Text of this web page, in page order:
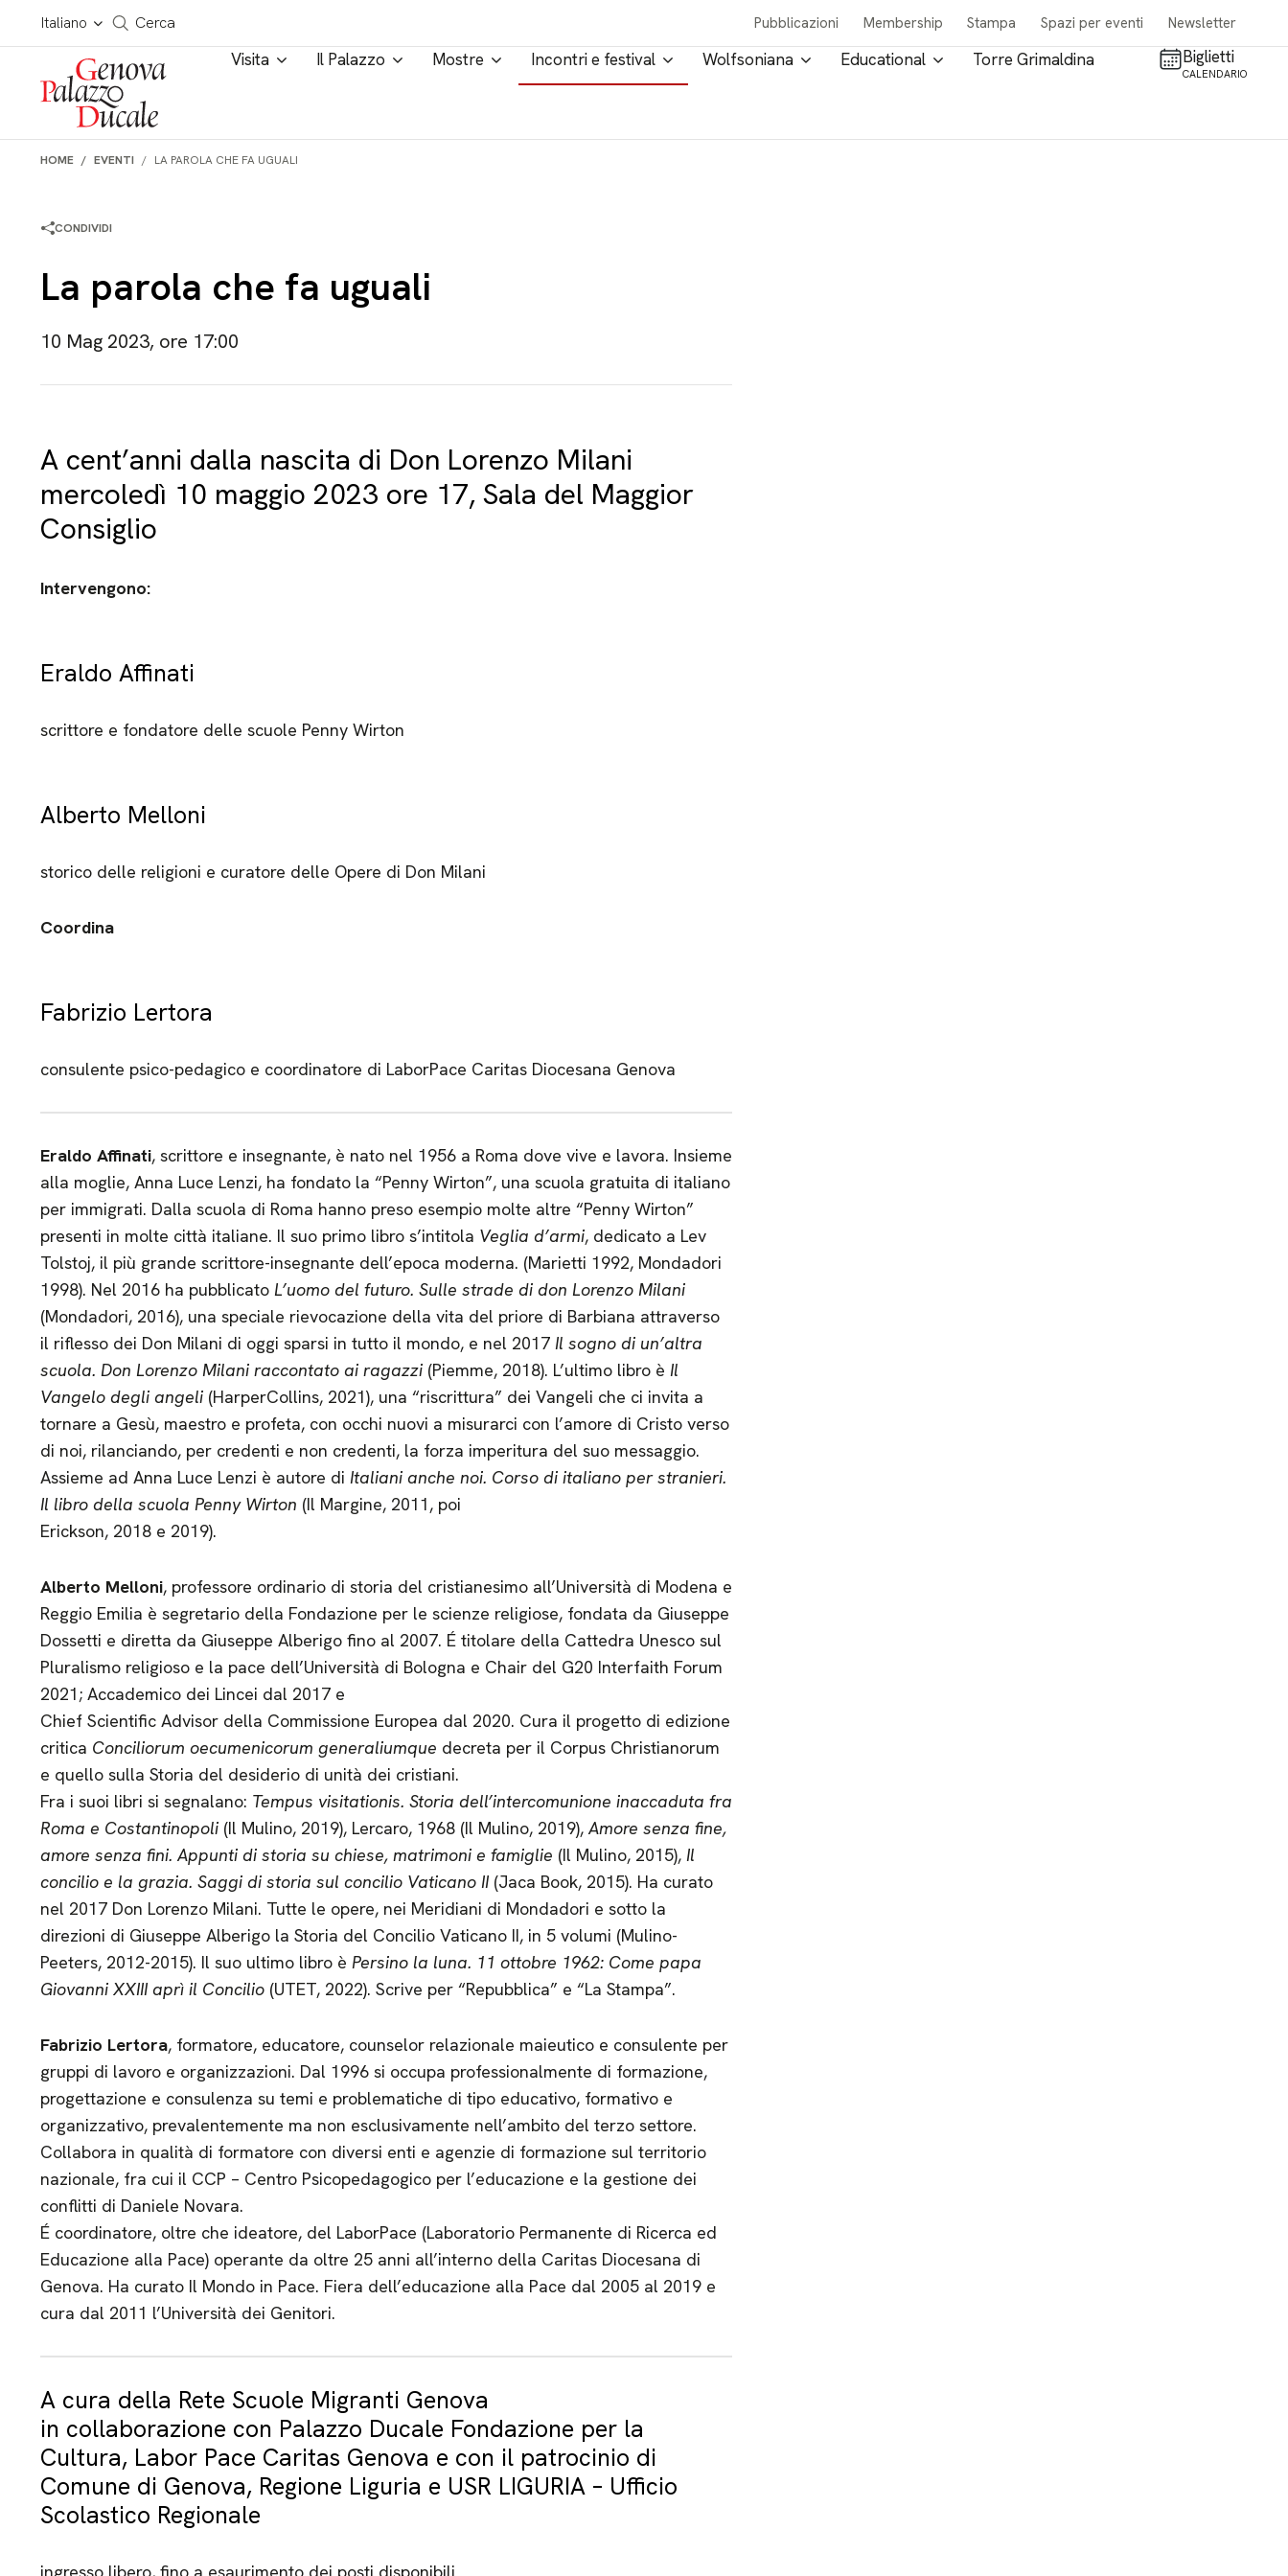
Salta al contenuto
Italiano
Cerca in tutto il sito
Cerca Pubblicazioni Membership Stampa Spazi per eventi Newsletter
Visita Il Palazzo Mostre Incontri e festival Wolfsoniana Educational Torre Grimaldina Biglietti
CALENDARIO
HOME EVENTI LA PAROLA CHE FA UGUALI
CONDIVIDI
La parola che fa uguali
10 Mag 2023, ore 17:00
A cent’anni dalla nascita di Don Lorenzo Milani
mercoledì 10 maggio 2023 ore 17, Sala del Maggior
Consiglio
Intervengono:
Eraldo Affinati
scrittore e fondatore delle scuole Penny Wirton
Alberto Melloni
storico delle religioni e curatore delle Opere di Don Milani
Coordina
Fabrizio Lertora
consulente psico-pedagico e coordinatore di LaborPace Caritas Diocesana Genova
Eraldo Affinati, scrittore e insegnante, è nato nel 1956 a Roma dove vive e lavora. Insieme
alla moglie, Anna Luce Lenzi, ha fondato la “Penny Wirton”, una scuola gratuita di italiano
per immigrati. Dalla scuola di Roma hanno preso esempio molte altre “Penny Wirton”
presenti in molte città italiane. Il suo primo libro s’intitola Veglia d’armi, dedicato a Lev
Tolstoj, il più grande scrittore-insegnante dell’epoca moderna. (Marietti 1992, Mondadori
1998). Nel 2016 ha pubblicato L’uomo del futuro. Sulle strade di don Lorenzo Milani
(Mondadori, 2016), una speciale rievocazione della vita del priore di Barbiana attraverso
il riflesso dei Don Milani di oggi sparsi in tutto il mondo, e nel 2017 Il sogno di un’altra
scuola. Don Lorenzo Milani raccontato ai ragazzi (Piemme, 2018). L’ultimo libro è Il
Vangelo degli angeli(HarperCollins, 2021), una “riscrittura” dei Vangeli che ci invita a
tornare a Gesù, maestro e profeta, con occhi nuovi a misurarci con l’amore di Cristo verso
di noi, rilanciando, per credenti e non credenti, la forza imperitura del suo messaggio.
Assieme ad Anna Luce Lenzi è autore di Italiani anche noi. Corso di italiano per stranieri.
Il libro della scuola Penny Wirton (Il Margine, 2011, poi
Erickson, 2018 e 2019).
Alberto Melloni, professore ordinario di storia del cristianesimo all’Università di Modena e
Reggio Emilia è segretario della Fondazione per le scienze religiose, fondata da Giuseppe
Dossetti e diretta da Giuseppe Alberigo fino al 2007. É titolare della Cattedra Unesco sul
Pluralismo religioso e la pace dell’Università di Bologna e Chair del G20 Interfaith Forum
2021; Accademico dei Lincei dal 2017 e
Chief Scientific Advisor della Commissione Europea dal 2020. Cura il progetto di edizione
critica Conciliorum oecumenicorum generaliumque decreta per il Corpus Christianorum
e quello sulla Storia del desiderio di unità dei cristiani.
Fra i suoi libri si segnalano: Tempus visitationis. Storia dell’intercomunione inaccaduta fra
Roma e Costantinopoli (Il Mulino, 2019), Lercaro, 1968 (Il Mulino, 2019),Amore senza fine,
amore senza fini. Appunti di storia su chiese, matrimoni e famiglie (Il Mulino, 2015), Il
concilio e la grazia. Saggi di storia sul concilio Vaticano II(Jaca Book, 2015). Ha curato
nel 2017 Don Lorenzo Milani. Tutte le opere, nei Meridiani di Mondadori e sotto la
direzioni di Giuseppe Alberigo la Storia del Concilio Vaticano II, in 5 volumi (Mulino-
Peeters, 2012-2015). Il suo ultimo libro è Persino la luna. 11 ottobre 1962: Come papa
Giovanni XXIII aprì il Concilio(UTET, 2022). Scrive per “Repubblica” e “La Stampa”.
Fabrizio Lertora, formatore, educatore, counselor relazionale maieutico e consulente per
gruppi di lavoro e organizzazioni. Dal 1996 si occupa professionalmente di formazione,
progettazione e consulenza su temi e problematiche di tipo educativo, formativo e
organizzativo, prevalentemente ma non esclusivamente nell’ambito del terzo settore.
Collabora in qualità di formatore con diversi enti e agenzie di formazione sul territorio
nazionale, fra cui il CCP – Centro Psicopedagogico per l’educazione e la gestione dei
conflitti di Daniele Novara.
É coordinatore, oltre che ideatore, del LaborPace (Laboratorio Permanente di Ricerca ed
Educazione alla Pace) operante da oltre 25 anni all’interno della Caritas Diocesana di
Genova. Ha curato Il Mondo in Pace. Fiera dell’educazione alla Pace dal 2005 al 2019 e
cura dal 2011 l’Università dei Genitori.
A cura della Rete Scuole Migranti Genova
in collaborazione con Palazzo Ducale Fondazione per la
Cultura, Labor Pace Caritas Genova e con il patrocinio di
Comune di Genova, Regione Liguria e USR LIGURIA – Ufficio
Scolastico Regionale